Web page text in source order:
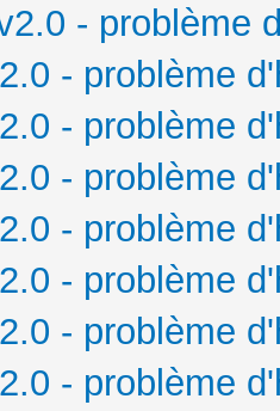
- problème
- problème
- problème
- problème
- problème
- problème
- problème
- problème